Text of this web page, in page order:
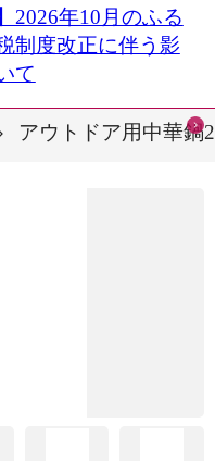
2026年10月のふる
制度改正に伴う影
て
アウトドア用中華鍋